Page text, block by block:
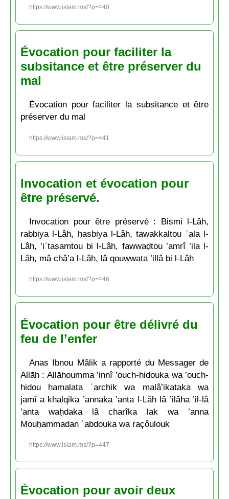
https://www.islam.ms/?p=440
Évocation pour faciliter la
subsitance et être préserver du
mal
Évocation pour faciliter la subsitance et être
préserver du mal
https://www.islam.ms/?p=441
Invocation et évocation pour
être préservé.
Invocation pour être préservé : Bismi l-Lâh,
rabbiya l-Lâh, ḥasbiya l-Lâh, tawakkaltou ʿala l-
Lâh, ’iʿtaṣamtou bi l-Lâh, fawwaḍtou ’amrî ’ila l-
Lâh, mâ châ’a l-Lâh, lâ qouwwata ’illâ bi l-Lâh
https://www.islam.ms/?p=446
Évocation pour être délivré du
feu de l’enfer
Anas Ibnou Mâlik a rapporté du Messager de
Allāh : Allāhoumma ’innî ’ouch-hidouka wa ’ouch-
hidou ḥamalata ʿarchik wa malâ’ikataka wa
jamîʿa khalqika ’annaka ’anta l-Lâh lâ ’ilâha ’il-lâ
’anta waḥdaka lâ charîka lak wa ’anna
Mouḥammadan ʿabdouka wa raçôulouk
https://www.islam.ms/?p=447
Évocation pour avoir deux